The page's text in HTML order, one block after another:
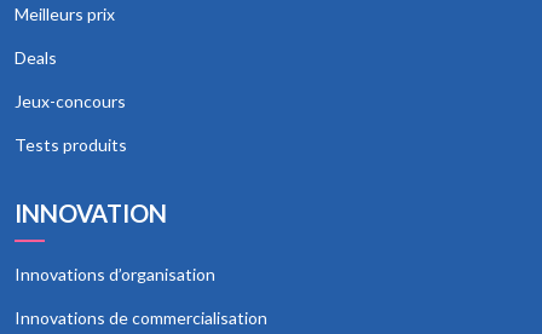
Meilleurs prix
Deals
Jeux-concours
Tests produits
INNOVATION
Innovations d’organisation
Innovations de commercialisation